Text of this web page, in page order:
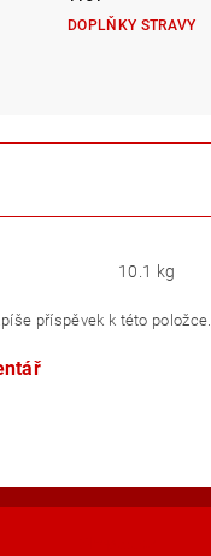
DOPLŇKY STRAVY
10.1 kg
příspěvek k této položce.